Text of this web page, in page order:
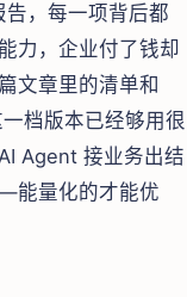
，每一项背后都
力，企业付了钱却
文章里的清单和
档版本已经够用很
Agent 接业务出结
能量化的才能优